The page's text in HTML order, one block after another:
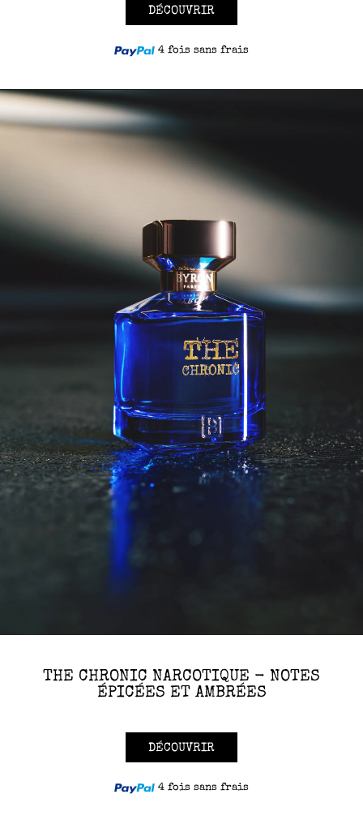
DÉCOUVRIR
4 fois sans frais
THE CHRONIC NARCOTIQUE - NOTES
ÉPICÉES ET AMBRÉES
DÉCOUVRIR
4 fois sans frais